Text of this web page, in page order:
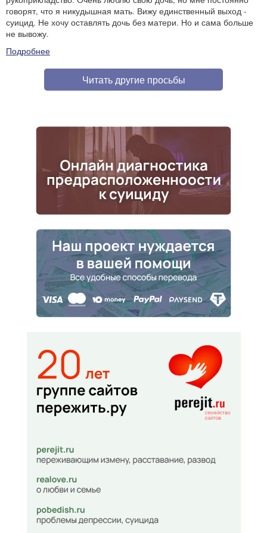
говорят, что я никудышная мать. Вижу единственный выход -
суицид. Не хочу оставлять дочь без матери. Но и сама больше
не вывожу.
Подробнее
Читать другие просьбы